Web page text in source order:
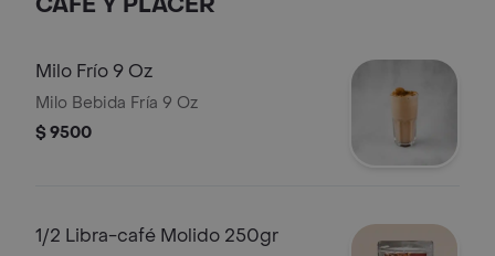
Milo Frío 9 Oz
Milo Bebida Fría 9 Oz
$ 9500
1/2 Libra-café Molido 250gr